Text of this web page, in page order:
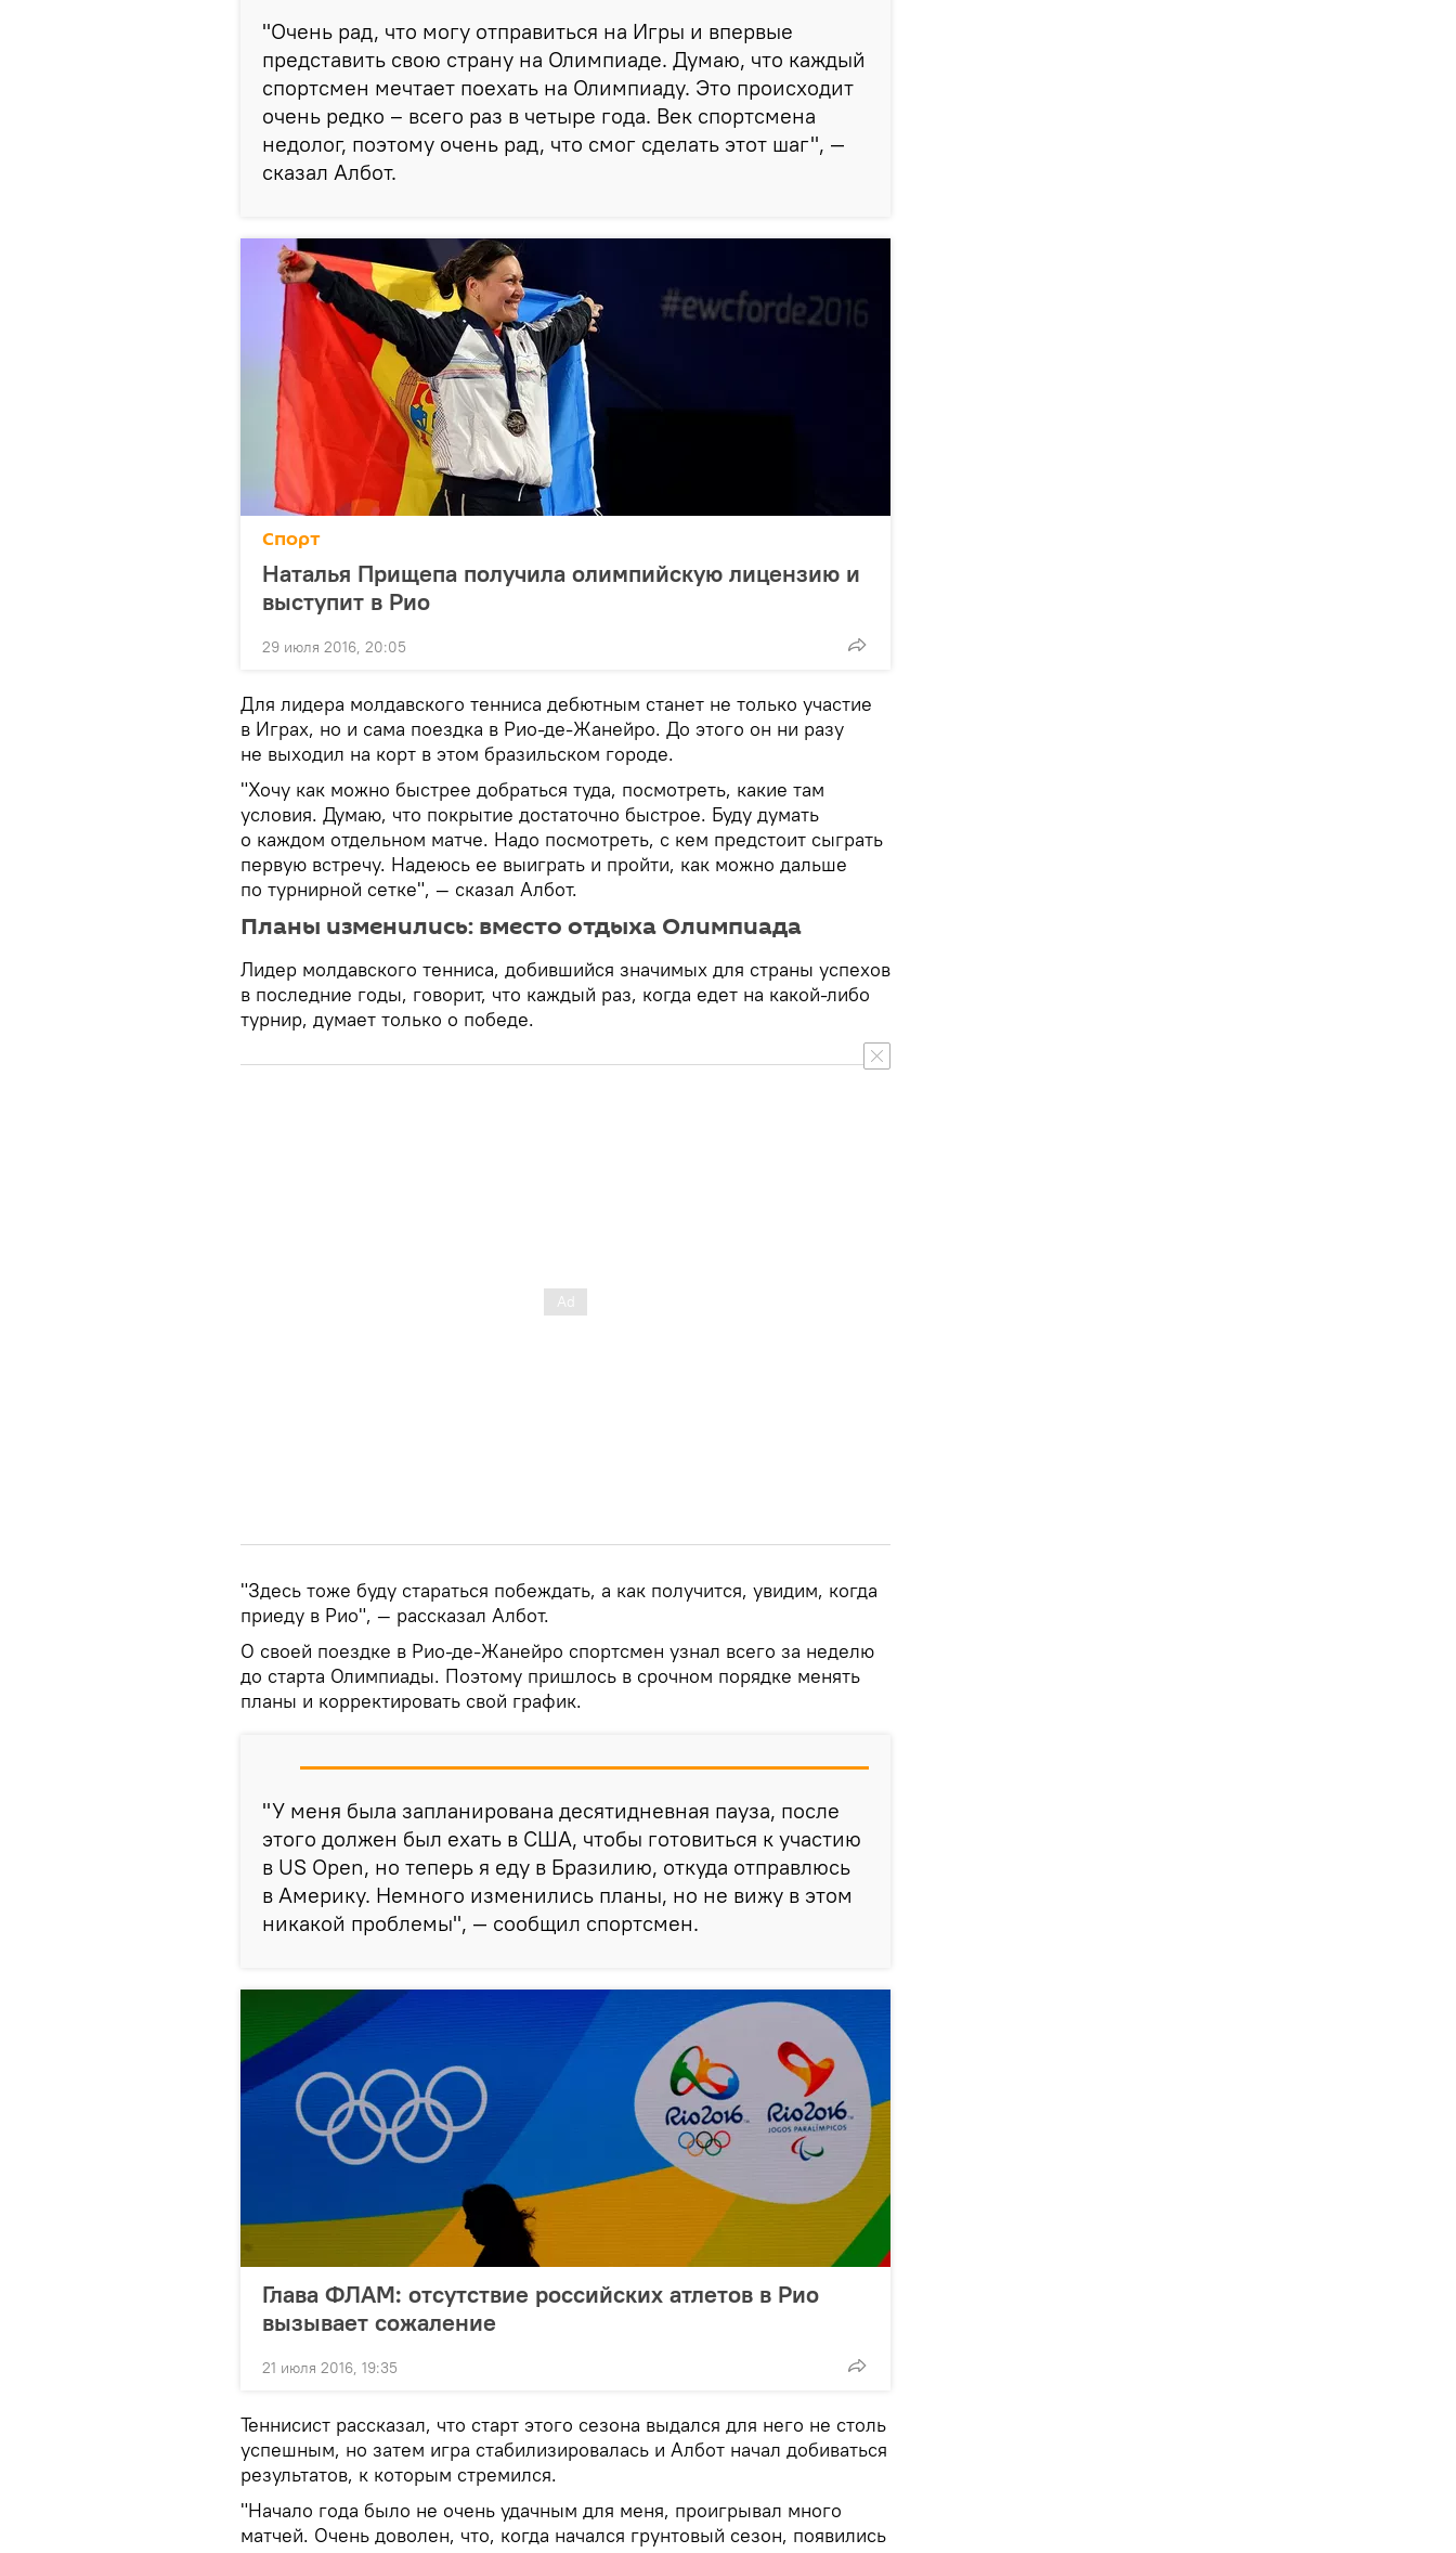
"Очень рад, что могу отправиться на Игры и впервые
представить свою страну на Олимпиаде. Думаю, что каждый
спортсмен мечтает поехать на Олимпиаду. Это происходит
очень редко – всего раз в четыре года. Век спортсмена
недолог, поэтому очень рад, что смог сделать этот шаг", —
сказал Албот.
Спорт
Наталья Прищепа получила олимпийскую лицензию и
выступит в Рио
29 июля 2016, 20:05
Для лидера молдавского тенниса дебютным станет не только участие
в Играх, но и сама поездка в Рио-де-Жанейро. До этого он ни разу
не выходил на корт в этом бразильском городе.
"Хочу как можно быстрее добраться туда, посмотреть, какие там
условия. Думаю, что покрытие достаточно быстрое. Буду думать
о каждом отдельном матче. Надо посмотреть, с кем предстоит сыграть
первую встречу. Надеюсь ее выиграть и пройти, как можно дальше
по турнирной сетке", — сказал Албот.
Планы изменились: вместо отдыха Олимпиада
Лидер молдавского тенниса, добившийся значимых для страны успехов
в последние годы, говорит, что каждый раз, когда едет на какой-либо
турнир, думает только о победе.
"Здесь тоже буду стараться побеждать, а как получится, увидим, когда
приеду в Рио", — рассказал Албот.
О своей поездке в Рио-де-Жанейро спортсмен узнал всего за неделю
до старта Олимпиады. Поэтому пришлось в срочном порядке менять
планы и корректировать свой график.
"У меня была запланирована десятидневная пауза, после
этого должен был ехать в США, чтобы готовиться к участию
в US Open, но теперь я еду в Бразилию, откуда отправлюсь
в Америку. Немного изменились планы, но не вижу в этом
никакой проблемы", — сообщил спортсмен.
Глава ФЛАМ: отсутствие российских атлетов в Рио
вызывает сожаление
21 июля 2016, 19:35
Теннисист рассказал, что старт этого сезона выдался для него не столь
успешным, но затем игра стабилизировалась и Албот начал добиваться
результатов, к которым стремился.
"Начало года было не очень удачным для меня, проигрывал много
матчей. Очень доволен, что, когда начался грунтовый сезон, появились